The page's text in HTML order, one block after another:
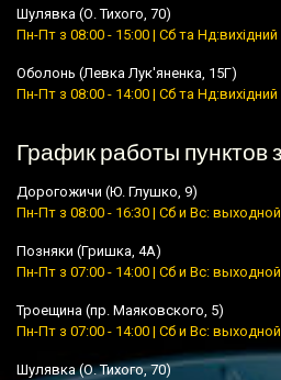
Шулявка (О. Тихого, 70)
Пн-Пт з 08:00 - 15:00 | Сб та Нд:вихідний
Оболонь (Левка Лук'яненка, 15Г)
Пн-Пт з 08:00 - 14:00 | Сб та Нд:вихідний
График работы пунктов
Дорогожичи (Ю. Глушко, 9)
Пн-Пт з 08:00 - 16:30 | Сб и Вс: выходной
Позняки (Гришка, 4А)
Пн-Пт з 07:00 - 14:00 | Сб и Вс: выходной
Троещина (пр. Маяковского, 5)
Пн-Пт з 07:00 - 14:00 | Сб и Вс: выходной
Шулявка (О. Тихого, 70)